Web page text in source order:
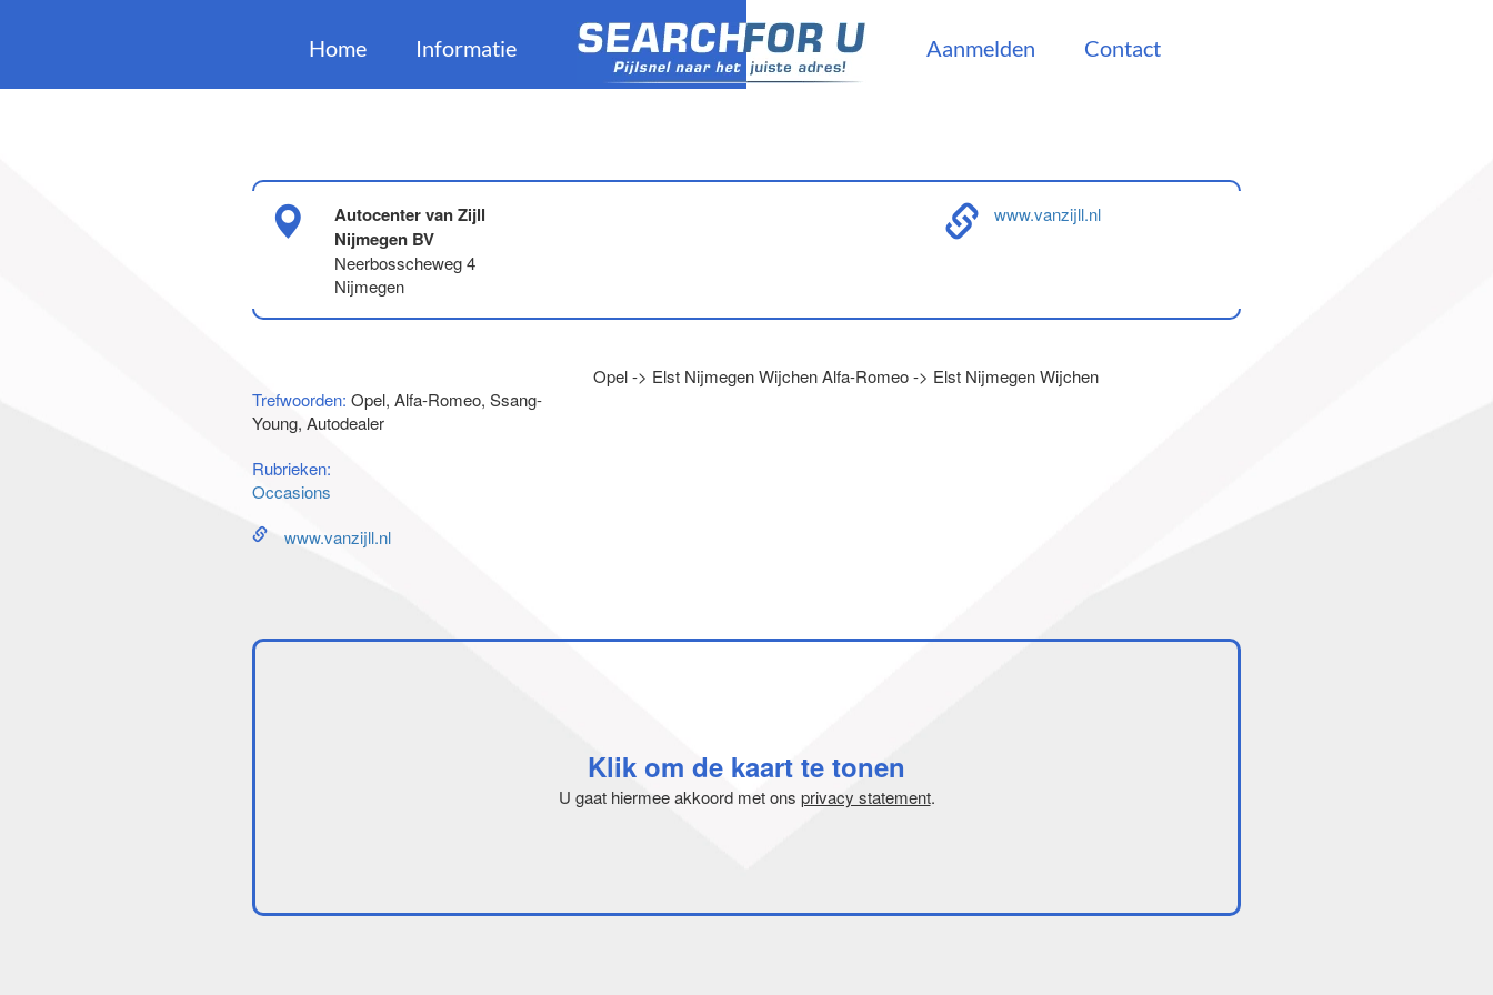
Home Informatie Aanmelden Contact
Autocenter van Zijll
Nijmegen BV
Neerbosscheweg 4
Nijmegen
www.vanzijll.nl
Trefwoorden: Opel, Alfa-Romeo, Ssang-
Young, Autodealer
Rubrieken:
Occasions
www.vanzijll.nl
Opel -> Elst Nijmegen Wijchen Alfa-Romeo -> Elst Nijmegen Wijchen
Klik om de kaart te tonen
U gaat hiermee akkoord met ons privacy statement.